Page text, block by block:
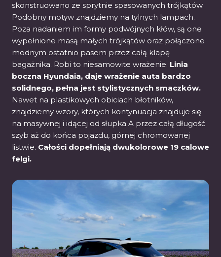
skonstruowano ze sprytnie spasowanych trójkątów.
Podobny motyw znajdziemy na tylnych lampach.
Poza nadaniem im formy podwójnych kłów, są one
wypełnione masą małych trójkątów oraz połączone
modnym ostatnio pasem przez całą klapę
bagażnika. Robi to niesamowite wrażenie. Linia
boczna Hyundaia, daje wrażenie auta bardzo
solidnego, pełna jest stylistycznych smaczków.
Nawet na plastikowych obiciach błotników,
znajdziemy wzory, których kontynuacja znajduje się
na masywnej i idącej od słupka A przez całą długość
szyb aż do końca pojazdu, górnej chromowanej
listwie. Całości dopełniają dwukolorowe 19 calowe
felgi.